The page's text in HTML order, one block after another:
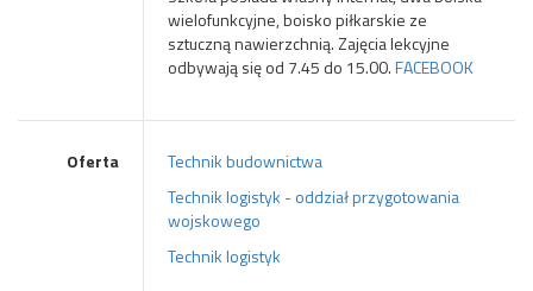
wielofunkcyjne, boisko piłkarskie ze
sztuczną nawierzchnią. Zajęcia lekcyjne
odbywają się od 7.45 do 15.00.FACEBOOK
Oferta
Technik budownictwa
Technik logistyk - oddział przygotowania
wojskowego
Technik logistyk